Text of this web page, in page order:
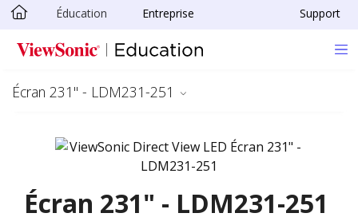
Passer au contenu principal
Éducation Entreprise Support
Écran 231" - LDM231-251
Écran 231" - LDM231-251